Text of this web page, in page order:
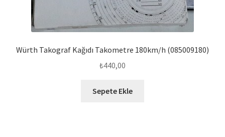
Würth Takograf Kağıdı Takometre 180km/h (085009180)
₺440,00
Sepete Ekle